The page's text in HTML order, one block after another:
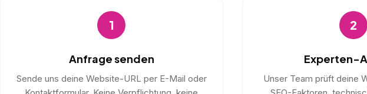
1
Anfrage senden
Sende uns deine Website-URL per E-Mail oder
2
Experten-
Unser Team prüft deine